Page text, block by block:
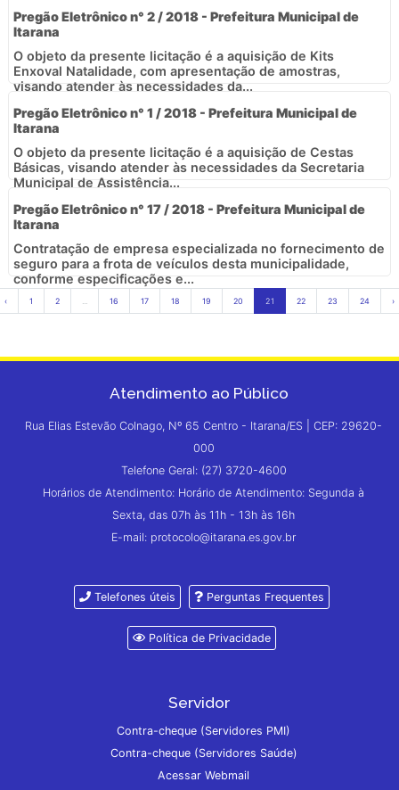
Pregão Eletrônico n° 2 / 2018 - Prefeitura Municipal de
Itarana
O objeto da presente licitação é a aquisição de Kits
Enxoval Natalidade, com apresentação de amostras,
visando atender às necessidades da...
Pregão Eletrônico n° 1 / 2018 - Prefeitura Municipal de
Itarana
O objeto da presente licitação é a aquisição de Cestas
Básicas, visando atender às necessidades da Secretaria
Municipal de Assistência...
Pregão Eletrônico n° 17 / 2018 - Prefeitura Municipal de
Itarana
Contratação de empresa especializada no fornecimento de
seguro para a frota de veículos desta municipalidade,
conforme especificações e...
‹ 1 2 16 17 18 19 20 21 22 23 24 ›
Atendimento ao Público
Rua Elias Estevão Colnago, Nº 65 Centro - Itarana/ES | CEP: 29620-
000
Telefone Geral: (27) 3720-4600
Horários de Atendimento: Horário de Atendimento: Segunda à
Sexta, das 07h às 11h - 13h às 16h
E-mail: protocolo@itarana.es.gov.br
Telefones úteis Perguntas Frequentes
Política de Privacidade
Servidor
Contra-cheque (Servidores PMI)
Contra-cheque (Servidores Saúde)
Acessar Webmail